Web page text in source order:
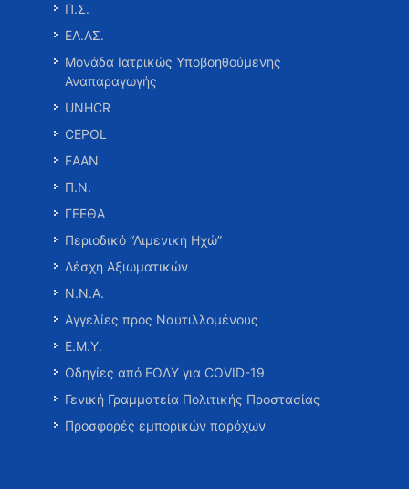
Π.Σ.
ΕΛ.ΑΣ.
Μονάδα Ιατρικώς Υποβοηθούμενης
Αναπαραγωγής
UNHCR
CEPOL
ΕΑΑΝ
Π.Ν.
ΓΕΕΘΑ
Περιοδικό “Λιμενική Ηχώ”
Λέσχη Αξιωματικών
Ν.Ν.Α.
Αγγελίες προς Ναυτιλλομένους
Ε.Μ.Υ.
Οδηγίες από ΕΟΔΥ για COVID-19
Γενική Γραμματεία Πολιτικής Προστασίας
Προσφορές εμπορικών παρόχων